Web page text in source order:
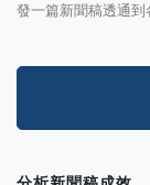
發一篇新聞稿透通到